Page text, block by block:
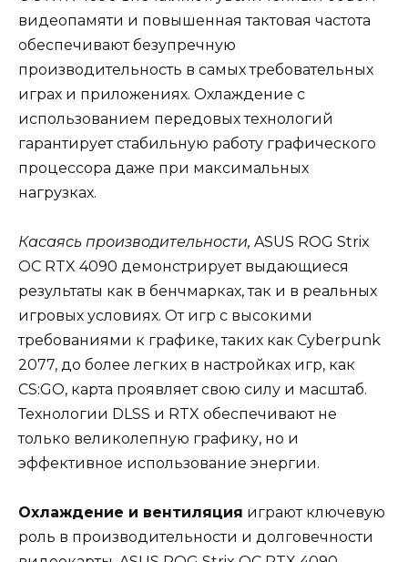
видеопамяти и повышенная тактовая частота
обеспечивают безупречную
производительность в самых требовательных
играх и приложениях. Охлаждение с
использованием передовых технологий
гарантирует стабильную работу графического
процессора даже при максимальных
нагрузках.
Касаясь производительности, ASUS ROG Strix
OC RTX 4090 демонстрирует выдающиеся
результаты как в бенчмарках, так и в реальных
игровых условиях. От игр с высокими
требованиями к графике, таких как Cyberpunk
2077, до более легких в настройках игр, как
CS:GO, карта проявляет свою силу и масштаб.
Технологии DLSS и RTX обеспечивают не
только великолепную графику, но и
эффективное использование энергии.
Охлаждение и вентиляция играют ключевую
роль в производительности и долговечности